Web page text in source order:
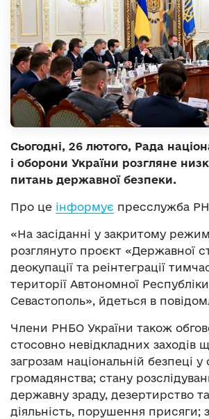
Сьогодні, 26 лютого, Рада
і оборони України розгляне
питань державної безпеки.
Про це інформує пресслужба
«На засіданні у закритому
розглянуто проєкт «Державної
деокупації та реінтеграції
території Автономної
Севастополь», йдеться в
Члени РНБО України також
стосовно невідкладних заходів
загрозам національній безпеці у
громадянства; стану
державну зраду, дезертирство
діяльність, порушення присяги;